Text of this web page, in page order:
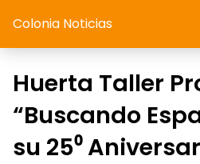
Colonia Noticias
Huerta Taller
“Buscando
su 25⁰